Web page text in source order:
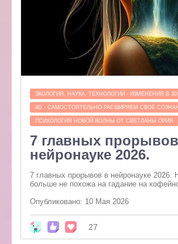
ЭКОЛОГИЯ, НАУКА, ТЕХНОЛОГИИ - ИЗМЕНЕНИЯ В 3D
4D - САМОСТОЯТЕЛЬНО РАСШИРЯЕМ СВОЁ
ПСИХОЛОГИЯ НОВОЙ ВОЛНЫ ОТ СВЕТЛАНЫ ОРИЯ
7 главных
нейронауке 2026.
7 главных прорывов в нейронауке 2026.
больше не похожа на гадание на
Опубликовано: 10 Мая 2026
27